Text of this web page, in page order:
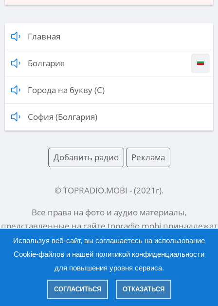
Главная
Болгария
Города на букву (С)
София (Болгария)
Добавить радио Реклама
© TOPRADIO.MOBI - (2021 г).
Все права на фото и аудио материалы,
представленные на сайтеtopradio.mobiпринадлежат
их законным владельцам.
Русский | English
Политика конфиденциальности|Правообладателям
Используя веб-сайт, вы соглашаетесь на использование
Cookie-файлов и нашей политикой конфиденциальности
для повышения уровня сервиса.
СОГЛАСИТЬСЯ ОТКАЗАТЬСЯ